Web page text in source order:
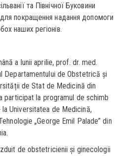
та Північної Буковини
покращення надання допомоги
наших регіонів.
a lunii aprilie, prof. dr. med.
Departamentului de Obstetrică și
de Stat de Medicină din
participat la programul de schimb
Universitatea de Medicină,
„George Emil Palade” din
de obstetricienii și ginecologii